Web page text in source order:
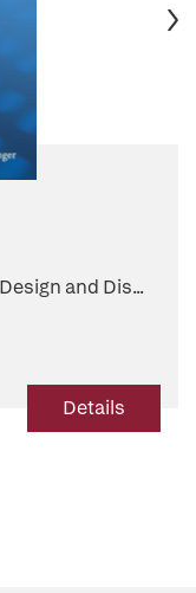
and Dis...
Details